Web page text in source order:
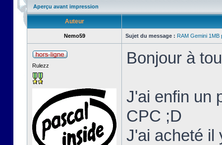
Aperçu avant impression
Auteur
Nemo59 Sujet du message : RAM Gemini 1MB
Rulezz Bonjour à
J'ai enfin un
CPC ;D
J'ai acheté il